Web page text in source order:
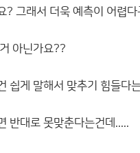
? 그래서 더욱 예측이 어렵다
아닌가요??
쉽게 말해서 맞추기 힘들다
반대로 못맞춘다는건데.....